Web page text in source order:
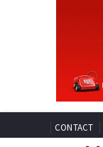
CONTACT